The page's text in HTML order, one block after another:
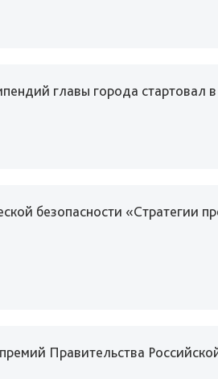
главы города стартовал
безопасности «Стратегии
Правительства